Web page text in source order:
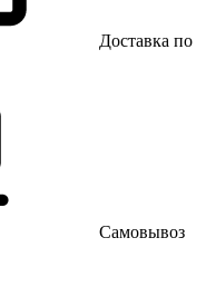
Доставка по
Самовывоз